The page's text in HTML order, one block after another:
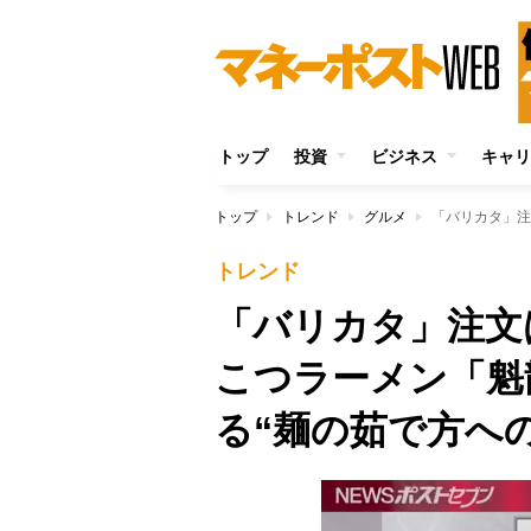
トップ 投資 ビジネス キャ
トップ トレンド グルメ
トレンド
「バリカタ」注
こつラーメン「
る“麺の茹で方へ